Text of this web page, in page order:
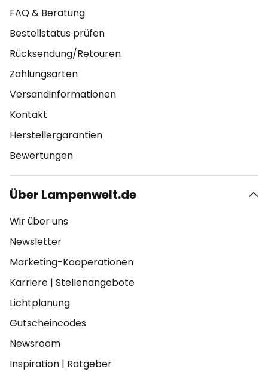
FAQ & Beratung
Bestellstatus prüfen
Rücksendung/Retouren
Zahlungsarten
Versandinformationen
Kontakt
Herstellergarantien
Bewertungen
Über Lampenwelt.de
Wir über uns
Newsletter
Marketing-Kooperationen
Karriere | Stellenangebote
Lichtplanung
Gutscheincodes
Newsroom
Inspiration | Ratgeber